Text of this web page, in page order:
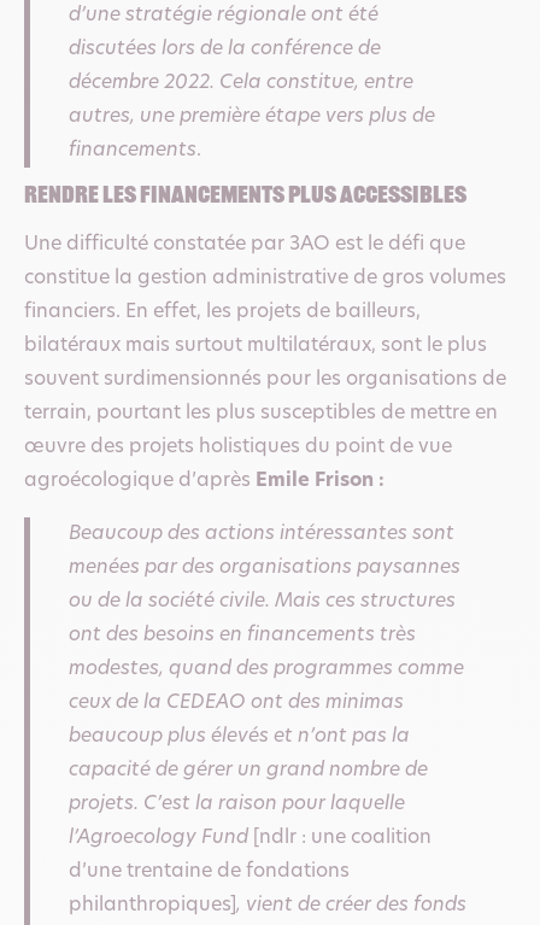
d’une stratégie régionale ont été
discutées lors de la conférence de
décembre 2022. Cela constitue, entre
autres, une première étape vers plus de
financements.
Rendre les financements plus accessibles
Une difficulté constatée par 3AO est le défi que
constitue la gestion administrative de gros volumes
financiers. En effet, les projets de bailleurs,
bilatéraux mais surtout multilatéraux, sont le plus
souvent surdimensionnés pour les organisations de
terrain, pourtant les plus susceptibles de mettre en
œuvre des projets holistiques du point de vue
agroécologique d’après Emile Frison :
Beaucoup des actions intéressantes sont
menées par des organisations paysannes
ou de la société civile. Mais ces structures
ont des besoins en financements très
modestes, quand des programmes comme
ceux de la CEDEAO ont des minimas
beaucoup plus élevés et n’ont pas la
capacité de gérer un grand nombre de
projets. C’est la raison pour laquelle
l’Agroecology Fund [ndlr : une coalition
d’une trentaine de fondations
philanthropiques] , vient de créer des fonds